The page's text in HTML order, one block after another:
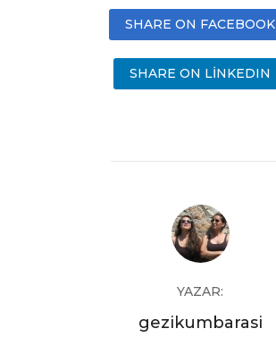
SHARE ON FACEBOOK
SHARE ON LINKEDIN
YAZAR:
gezikumbarasi